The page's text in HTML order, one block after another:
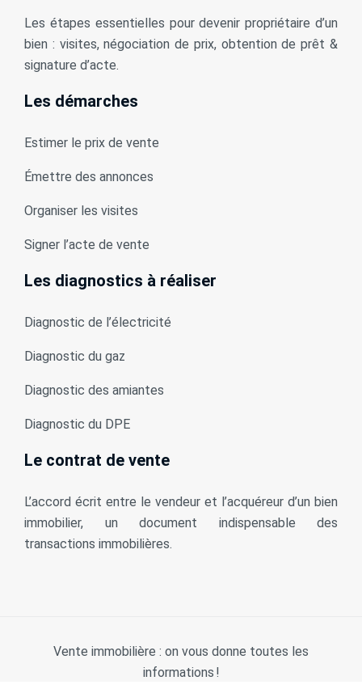
Les étapes essentielles pour devenir propriétaire d’un
bien : visites, négociation de prix, obtention de prêt &
signature d’acte.
Les démarches
Estimer le prix de vente
Émettre des annonces
Organiser les visites
Signer l’acte de vente
Les diagnostics à réaliser
Diagnostic de l’électricité
Diagnostic du gaz
Diagnostic des amiantes
Diagnostic du DPE
Le contrat de vente
L’accord écrit entre le vendeur et l’acquéreur d’un bien
immobilier, un document indispensable des
transactions immobilières.
Vente immobilière : on vous donne toutes les
informations !